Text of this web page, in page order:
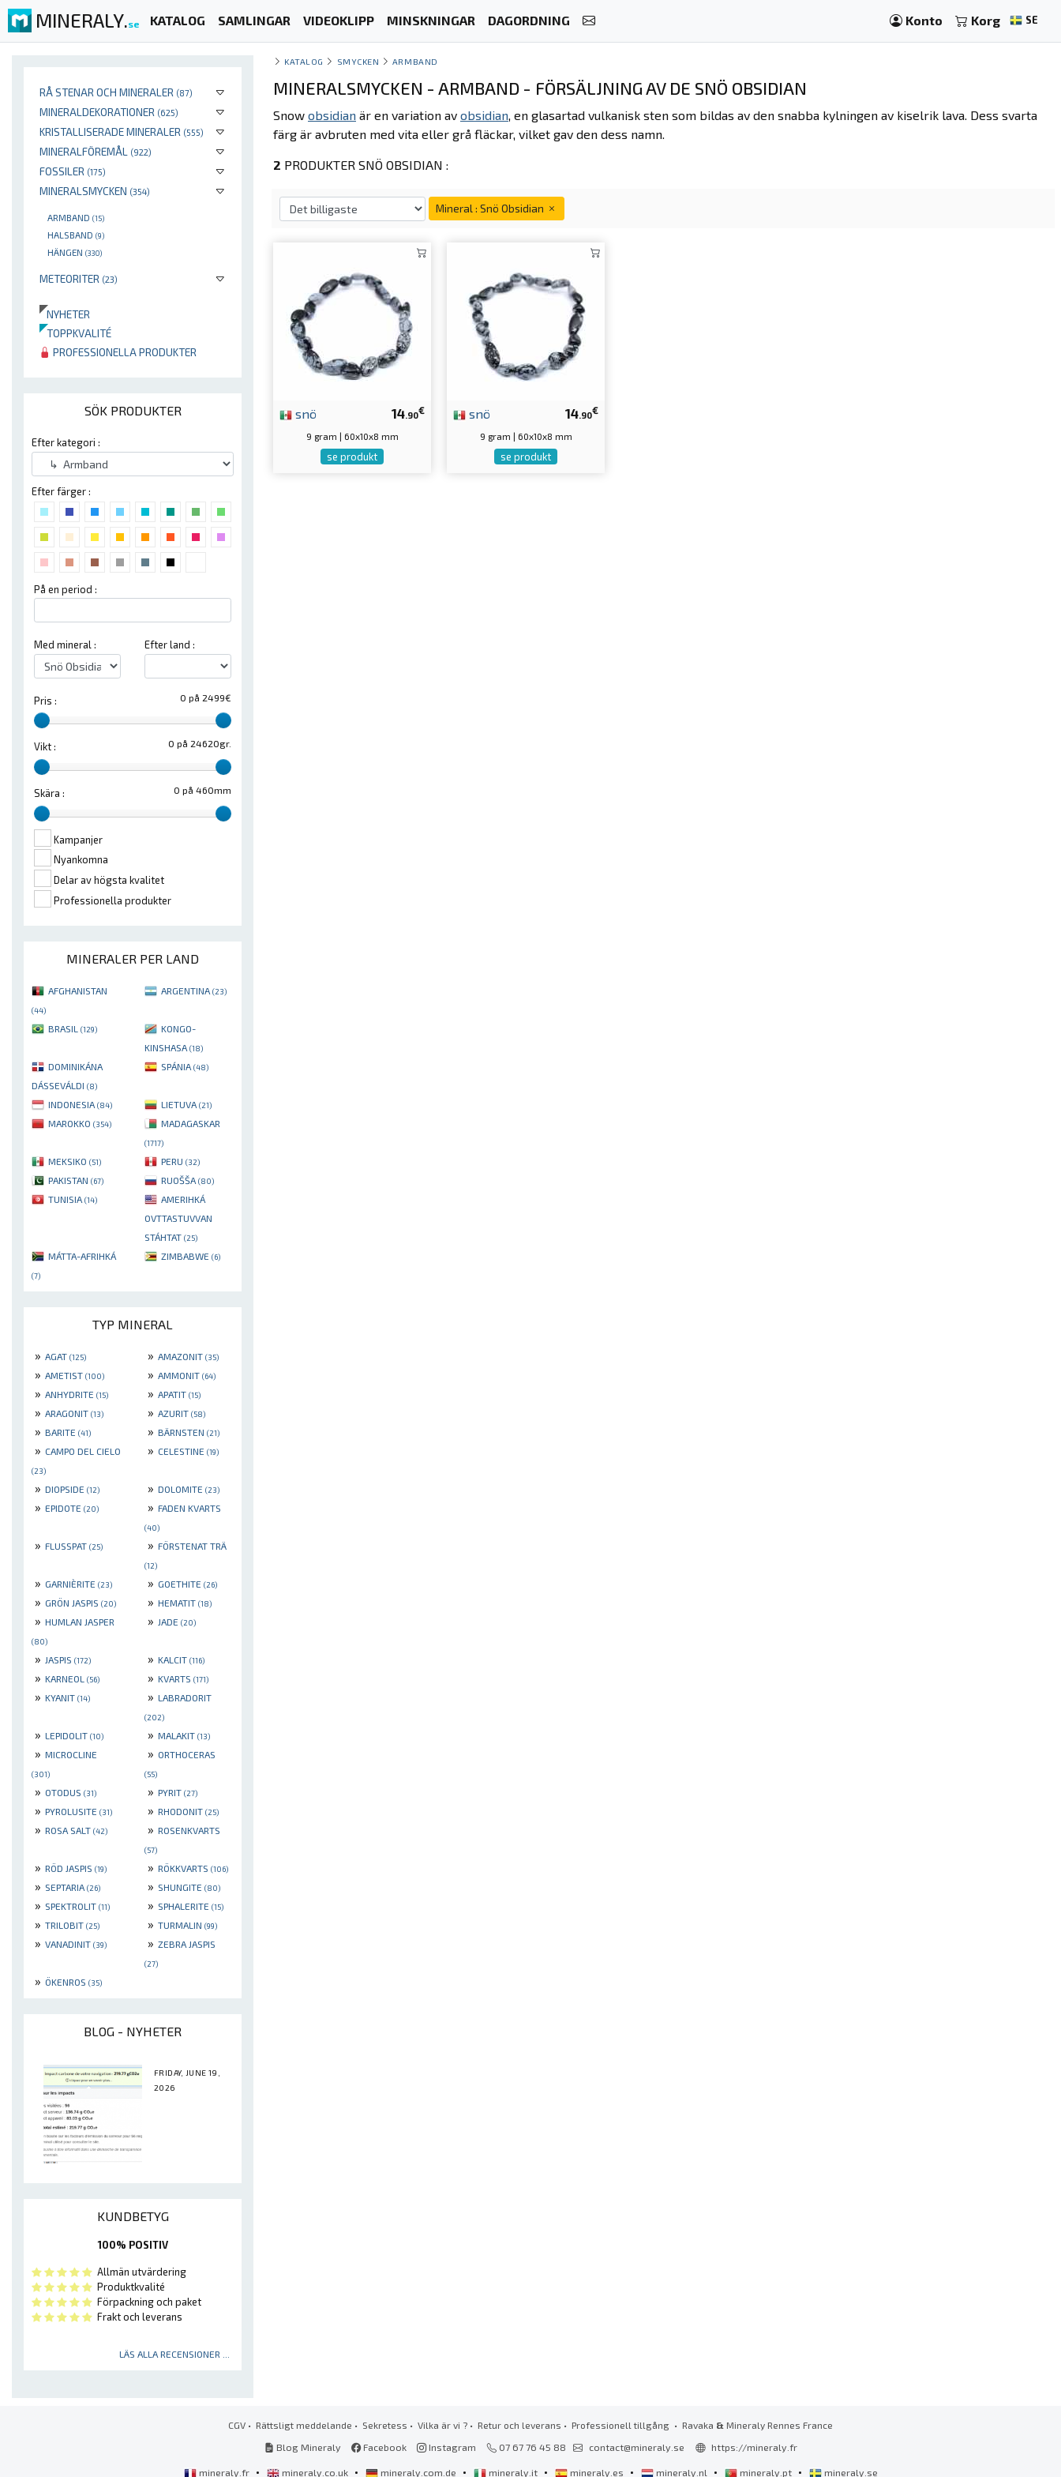
MINERALY.se KATALOG SAMLINGAR VIDEOKLIPP MINSKNINGAR DAGORDNING Konto Korg SE
RÅ STENAR OCH MINERALER (87)
MINERALDEKORATIONER (625)
KRISTALLISERADE MINERALER (555)
MINERALFÖREMÅL (922)
FOSSILER (175)
MINERALSMYCKEN (354)
ARMBAND (15)
HALSBAND (9)
HÄNGEN (330)
METEORITER (23)
NYHETER
TOPPKVALITÉ
PROFESSIONELLA PRODUKTER
SÖK PRODUKTER
Efter kategori :
Efter färger :
På en period :
Med mineral : Efter land :
0 på 2499€
Pris :
0 på 24620gr.
Vikt :
0 på 460mm
Skära :
Kampanjer
Nyankomna
Delar av högsta kvalitet
Professionella produkter
MINERALER PER LAND
AFGHANISTAN
(44)
ARGENTINA (23)
BRASIL (129)
KONGO-
KINSHASA (18)
DOMINIKÁNA
DÁSSEVÁLDI (8)
SPÁNIA (48)
INDONESIA (84) LIETUVA (21)
MAROKKO (354) MADAGASKAR
(1717)
MEKSIKO (51) PERU (32)
PAKISTAN (67) RUOŠŠA (80)
TUNISIA (14)
AMERIHKÁ
OVTTASTUVVAN
STÁHTAT (25)
MÁTTA-AFRIHKÁ
(7)
ZIMBABWE (6)
TYP MINERAL
» AGAT (125) » AMAZONIT (35)
» AMETIST (100) » AMMONIT (64)
» ANHYDRITE (15) » APATIT (15)
» ARAGONIT (13) » AZURIT (58)
» BARITE (41) » BÄRNSTEN (21)
» CAMPO DEL CIELO
(23)
» CELESTINE (19)
» DIOPSIDE (12) » DOLOMITE (23)
» EPIDOTE (20) » FADEN KVARTS
(40)
» FLUSSPAT (25) » FÖRSTENAT TRÄ
(12)
» GARNIÈRITE (23) » GOETHITE (26)
» GRÖN JASPIS (20) » HEMATIT (18)
» HUMLAN JASPER
(80)
» JADE (20)
» JASPIS (172) » KALCIT (116)
» KARNEOL (56) » KVARTS (171)
» KYANIT (14) » LABRADORIT
(202)
» LEPIDOLIT (10) » MALAKIT (13)
» MICROCLINE
(301)
» ORTHOCERAS
(55)
» OTODUS (31) » PYRIT (27)
» PYROLUSITE (31) » RHODONIT (25)
» ROSA SALT (42) » ROSENKVARTS
(57)
» RÖD JASPIS (19) » RÖKKVARTS (106)
» SEPTARIA (26) » SHUNGITE (80)
» SPEKTROLIT (11) » SPHALERITE (15)
» TRILOBIT (25) » TURMALIN (99)
» VANADINIT (39) » ZEBRA JASPIS
(27)
» ÖKENROS (35)
BLOG - NYHETER
FRIDAY, JUNE 19,
2026
KUNDBETYG
100% POSITIV
Allmän utvärdering
Produktkvalité
Förpackning och paket
Frakt och leverans
LÄS ALLA RECENSIONER ...
KATALOG SMYCKEN ARMBAND
MINERALSMYCKEN - ARMBAND - FÖRSÄLJNING AV DE SNÖ OBSIDIAN
Snow obsidian är en variation av obsidian, en glasartad vulkanisk sten som bildas av den snabba kylningen av kiselrik lava. Dess svarta
färg är avbruten med vita eller grå fläckar, vilket gav den dess namn.
2 PRODUKTER SNÖ OBSIDIAN :
Mineral : Snö Obsidian
14.90€
snö
9 gram | 60x10x8 mm
se produkt
14.90€
snö
9 gram | 60x10x8 mm
se produkt
CGV • Rättsligt meddelande • Sekretess • Vilka är vi ? • Retur och leverans • Professionell tillgång • Ravaka & Mineraly Rennes France
Blog Mineraly
Facebook Instagram 07 67 76 45 88 contact@mineraly.se https://mineraly.fr
mineraly.fr • mineraly.co.uk • mineraly.com.de • mineraly.it • mineraly.es • mineraly.nl • mineraly.pt • mineraly.se